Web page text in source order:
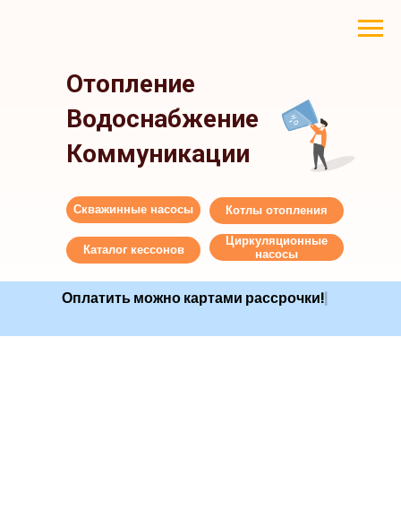
Отопление
Водоснабжение
Коммуникации
Оплатить можно картами рассроч|
Скважинные насосы
Каталог кессонов
Циркуляционные
насосы
Котлы отопления